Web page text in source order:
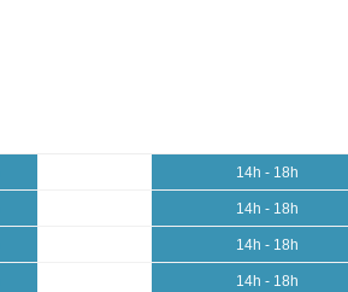
14h - 18h
14h - 18h
14h - 18h
14h - 18h